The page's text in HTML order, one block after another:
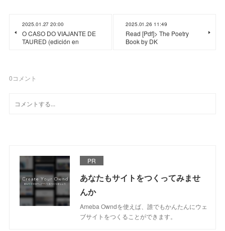
2025.01.27 20:00
O CASO DO VIAJANTE DE
TAURED (edición en
2025.01.26 11:49
Read [Pdf]> The Poetry
Book by DK
0コメント
PR
あなたもサイトをつくってみませ
んか
Ameba Owndを使えば、誰でもかんたんにウェ
ブサイトをつくることができます。